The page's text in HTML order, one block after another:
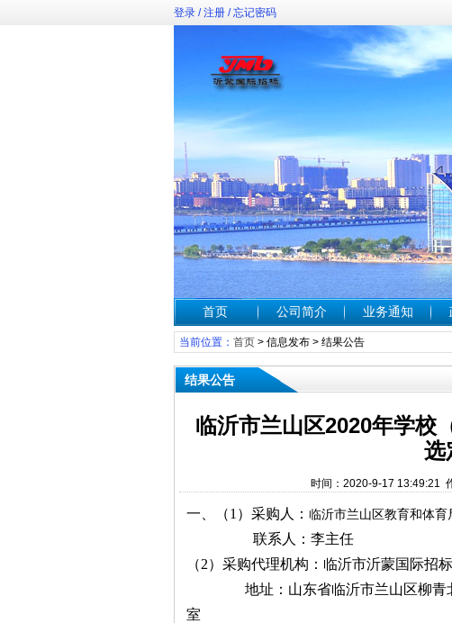
登录/注册/忘记密码
首页 公司简介 业务通知
当前位置： 首页> 信息发布> 结果公告
结果公告
临沂市兰山区2020年学校
选
时间：2020-9-17 13:49:21
一、（1 ）采购人： 临沂市兰山区教育和体育
联系人：李主任
（2）采购代理机构：临沂市沂蒙国际招
地址：山东省临沂市兰山区柳
室